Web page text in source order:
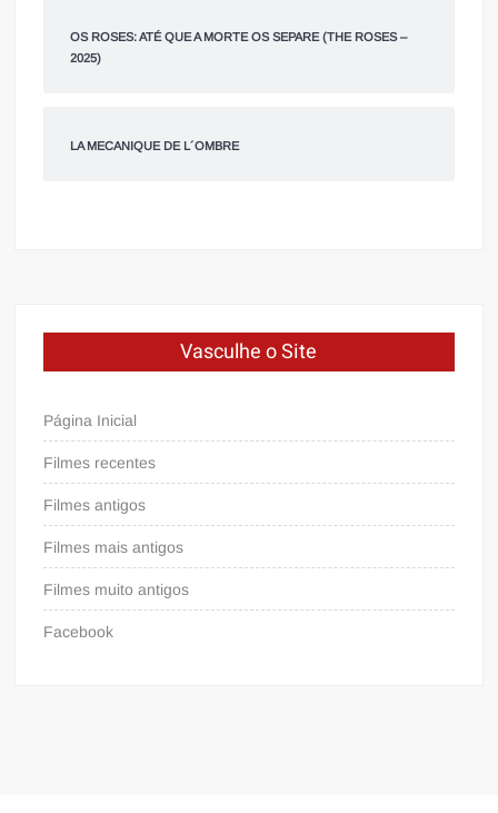
OS ROSES: ATÉ QUE A MORTE OS SEPARE (THE ROSES –
2025)
LA MECANIQUE DE L´OMBRE
Vasculhe o Site
Página Inicial
Filmes recentes
Filmes antigos
Filmes mais antigos
Filmes muito antigos
Facebook